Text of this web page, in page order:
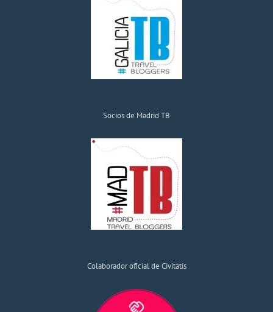
Socios de Madrid TB
Colaborador oficial de Civitatis